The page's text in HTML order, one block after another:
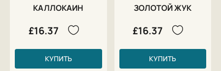
КАЛЛОКАИН
£16.37
КУПИТЬ
ЗОЛОТОЙ ЖУК
£16.37
КУПИТЬ